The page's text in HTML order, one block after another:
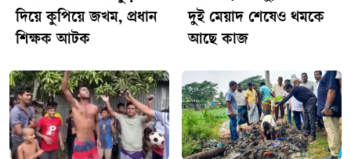
দিয়ে কুপিয়ে জখম, প্রধান
শিক্ষক আটক
দুই মেয়াদ শেষেও থমকে
আছে কাজ